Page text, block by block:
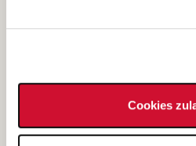
Cookies
Bewerbung als Altenpflegehelfer*in
Bewerbung als Erzieher*in